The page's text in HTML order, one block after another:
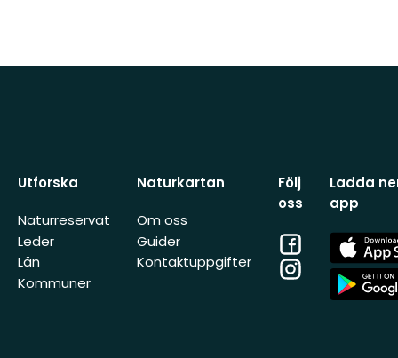
Utforska
Naturreservat
Leder
Län
Kommuner
Naturkartan
Om oss
Guider
Kontaktuppgifter
Följ
oss
Facebook
Instagram
Ladda
app
App
Store
App
Store